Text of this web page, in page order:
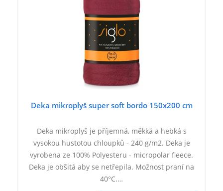
Deka mikroplyš super soft bordo 150x200 cm
Deka mikroplyš je příjemná, měkká a hebká s
vysokou hustotou chloupků - 240 g/m2. Deka je
vyrobena ze 100% Polyesteru - micropolar fleece.
Deka je obšitá aby se netřepila. Možnost praní na
40°C.…